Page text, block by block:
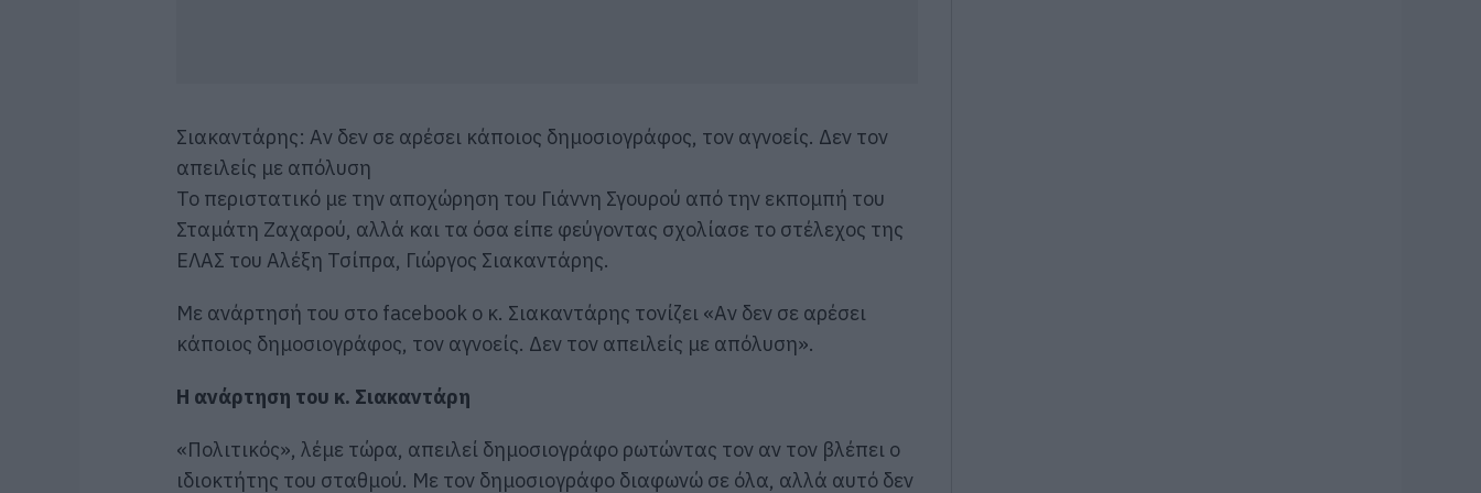
Σιακαντάρης: Αν δεν σε αρέσει κάποιος δημοσιογράφος, τον αγνοείς. Δεν τον
απειλείς με απόλυση
Το περιστατικό με την αποχώρηση του Γιάννη Σγουρού από την εκπομπή του
Σταμάτη Ζαχαρού, αλλά και τα όσα είπε φεύγοντας σχολίασε το στέλεχος της
ΕΛΑΣ του Αλέξη Τσίπρα, Γιώργος Σιακαντάρης.
Με ανάρτησή του στο facebook ο κ. Σιακαντάρης τονίζει «Αν δεν σε αρέσει
κάποιος δημοσιογράφος, τον αγνοείς. Δεν τον απειλείς με απόλυση».
Η ανάρτηση του κ. Σιακαντάρη
«Πολιτικός», λέμε τώρα, απειλεί δημοσιογράφο ρωτώντας τον αν τον βλέπει ο
ιδιοκτήτης του σταθμού. Με τον δημοσιογράφο διαφωνώ σε όλα, αλλά αυτό δεν